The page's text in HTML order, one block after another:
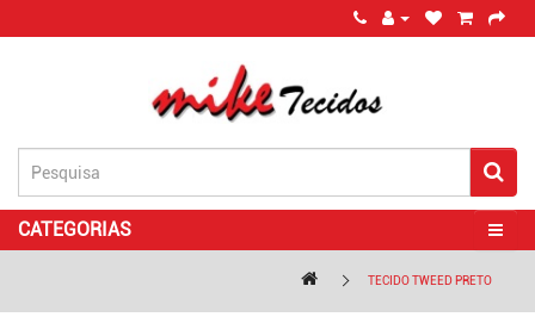
CATEGORIAS
TECIDO TWEED PRETO